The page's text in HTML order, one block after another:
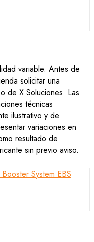
variable. Antes de
solicitar una
de X Soluciones. Las
técnicas
ilustrativo y de
variaciones en
resultado de
sin previo aviso.